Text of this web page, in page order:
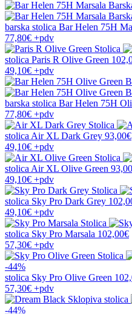
barska stolica Bar Helen 75H
77,80€ +pdv
stolica Paris R Olive Green
49,10€ +pdv
barska stolica Bar Helen 75H
77,80€ +pdv
stolica Air XL Dark Grey 93,00€
49,10€ +pdv
stolica Air XL Olive Green
49,10€ +pdv
stolica Sky Pro Dark Grey
49,10€ +pdv
stolica Sky Pro Marsala 102,00€
57,30€ +pdv
-44%
stolica Sky Pro Olive Green
57,30€ +pdv
-44%